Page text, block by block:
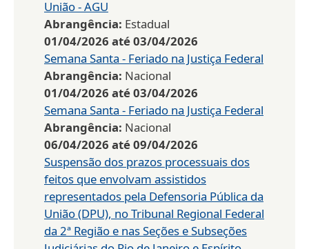
União - AGU
Abrangência: Estadual
01/04/2026 até03/04/2026
Semana Santa - Feriado na Justiça Federal
Abrangência: Nacional
01/04/2026 até03/04/2026
Semana Santa - Feriado na Justiça Federal
Abrangência: Nacional
06/04/2026 até09/04/2026
Suspensão dos prazos processuais dos
feitos que envolvam assistidos
representados pela Defensoria Pública da
União (DPU), no Tribunal Regional Federal
da 2ª Região e nas Seções e Subseções